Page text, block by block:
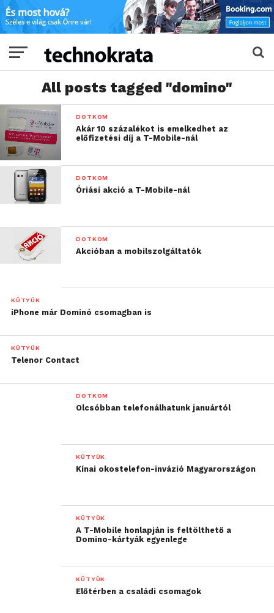
All posts tagged "domino"
DOTKOM
Akár 10 százalékot is emelkedhet az
előfizetési díj a T-Mobile-nál
DOTKOM
Óriási akció a T-Mobile-nál
DOTKOM
Akcióban a mobilszolgáltatók
KÜTYÜK
iPhone már Dominó csomagban is
KÜTYÜK
Telenor Contact
DOTKOM
Olcsóbban telefonálhatunk januártól
KÜTYÜK
Kínai okostelefon-invázió Magyarországon
KÜTYÜK
A T-Mobile honlapján is feltölthető a
Domino-kártyák egyenlege
KÜTYÜK
Előtérben a családi csomagok